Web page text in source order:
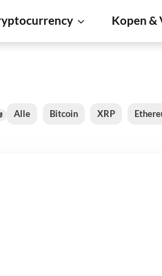
Kopen &
Alle Bitcoin XRP